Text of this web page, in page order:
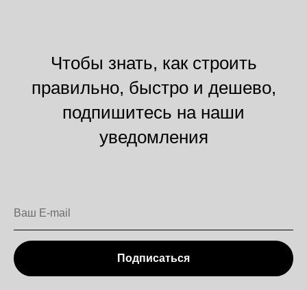
Чтобы знать, как строить
правильно, быстро и дешево,
подпишитесь на наши
уведомления
Подписаться